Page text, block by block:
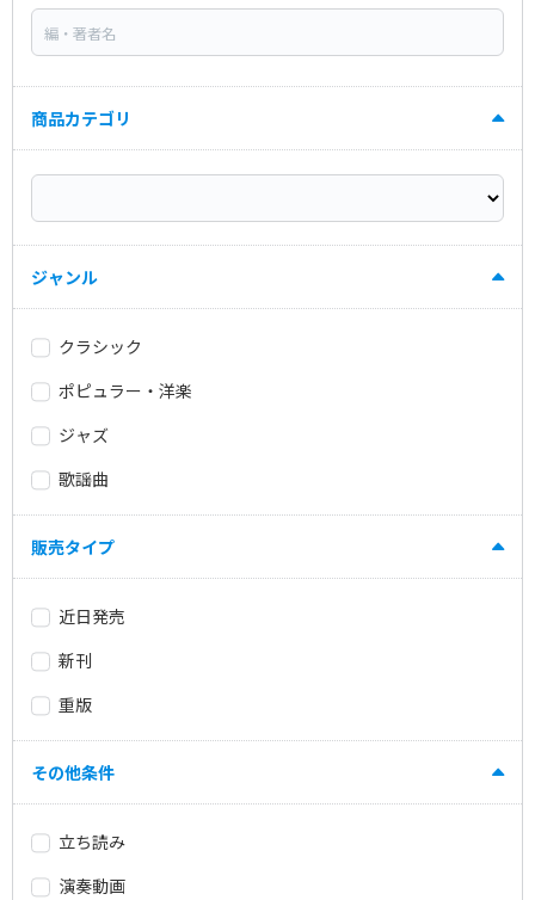
商品カテゴリ
ジャンル
クラシック
ポピュラー・洋楽
ジャズ
歌謡曲
販売タイプ
近日発売
新刊
重版
その他条件
立ち読み
演奏動画